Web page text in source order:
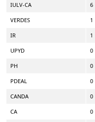
IULV-CA 6
VERDES 1
IR 1
UPYD 0
PH 0
PDEAL 0
CANDA 0
CA 0